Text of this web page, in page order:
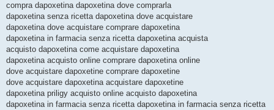
compra dapoxetina dapoxetina dove comprarla
dapoxetina senza ricetta dapoxetina dove acquistare
dapoxetina dove acquistare comprare dapoxetina
dapoxetina in farmacia senza ricetta dapoxetina acquista
acquisto dapoxetina come acquistare dapoxetina
dapoxetina acquisto online comprare dapoxetina online
dove acquistare dapoxetine comprare dapoxetine
dove acquistare dapoxetina acquistare dapoxetine
dapoxetina priligy acquisto online acquisto dapoxetina
dapoxetina in farmacia senza ricetta dapoxetina in farmacia senza ricetta